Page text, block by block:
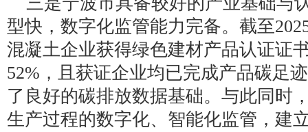
型快，数字化监管能力完备。截至
混凝土企业获得绿色建材产品认证证
52%，且获证企业均已完成产品碳足
了良好的碳排放数据基础。与此同时
生产过程的数字化、智能化监管，建